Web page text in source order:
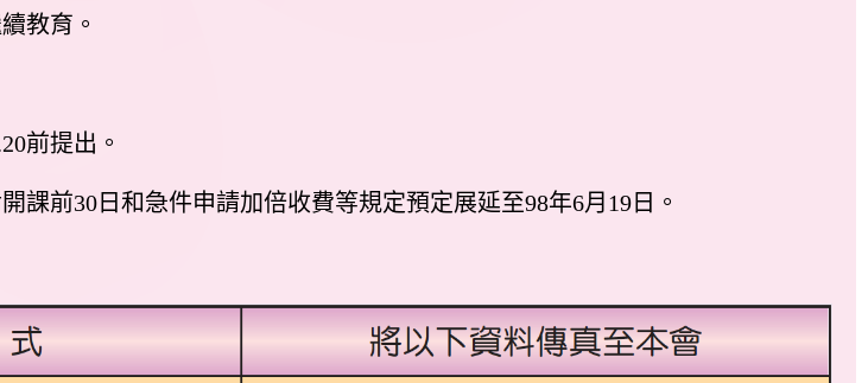
教育。
前提出。
課前30日和急件申請加倍收費等規定預定展延至98年6月19日。